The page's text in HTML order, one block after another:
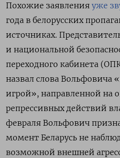
Похожие заявления уже
года в белорусских
источниках.
и национальной
переходного кабинета
назвал слова Вольфовича
игрой», направленной на
репрессивных действий
февраля Вольфович
момент Беларусь не
возможной внешней